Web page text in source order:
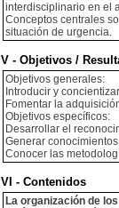
interdisciplinario en el
Conceptos centrales
situación de urgencia.
V - Objetivos /
Objetivos generales:
Introducir y
Fomentar la
Objetivos específicos:
Desarrollar el
Generar
Conocer las
VI - Contenidos
La organización de